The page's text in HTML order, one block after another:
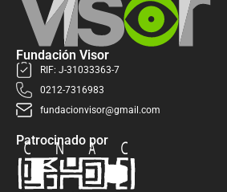
Fundación Visor
RIF: J-31033363-7
0212-7316983
fundacionvisor@gmail.com
Patrocinado por